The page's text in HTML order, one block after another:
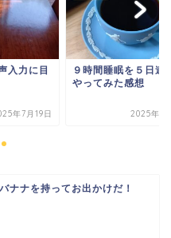
入力に目
年7月19日
９時間睡眠を５日連
やってみた感想
2025年1
ナナを持ってお出かけだ！